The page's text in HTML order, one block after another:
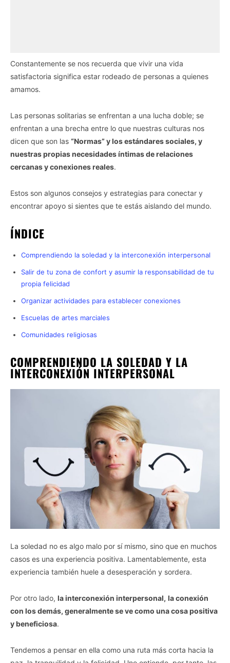
Constantemente se nos recuerda que vivir una vida
satisfactoria significa estar rodeado de personas a quienes
amamos.
Las personas solitarias se enfrentan a una lucha doble; se
enfrentan a una brecha entre lo que nuestras culturas nos
dicen que son las “Normas” y los estándares sociales, y
nuestras propias necesidades íntimas de relaciones
cercanas y conexiones reales.
Estos son algunos consejos y estrategias para conectar y
encontrar apoyo si sientes que te estás aislando del mundo.
ÍNDICE
Comprendiendo la soledad y la interconexión interpersonal
Salir de tu zona de confort y asumir la responsabilidad de tu
propia felicidad
Organizar actividades para establecer conexiones
Escuelas de artes marciales
Comunidades religiosas
COMPRENDIENDO LA SOLEDAD Y LA
INTERCONEXIÓN INTERPERSONAL
La soledad no es algo malo por sí mismo, sino que en muchos
casos es una experiencia positiva. Lamentablemente, esta
experiencia también huele a desesperación y sordera.
Por otro lado, la interconexión interpersonal, la conexión
con los demás, generalmente se ve como una cosa positiva
y beneficiosa.
Tendemos a pensar en ella como una ruta más corta hacia la